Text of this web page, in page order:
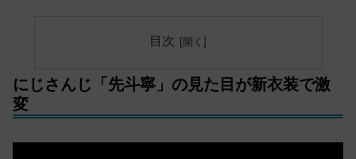
目次
にじさんじ「先斗寧」の見た目が新衣装で激
変